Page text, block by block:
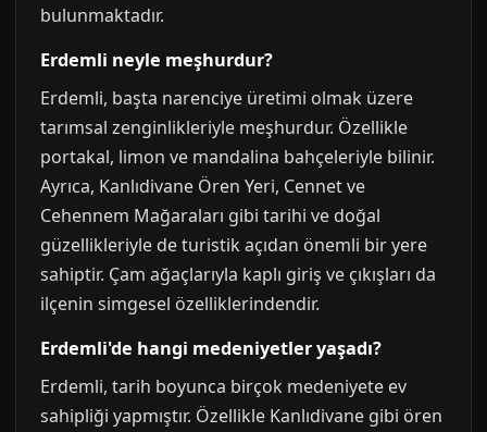
bulunmaktadır.
Erdemli neyle meşhurdur?
Erdemli, başta narenciye üretimi olmak üzere
tarımsal zenginlikleriyle meşhurdur. Özellikle
portakal, limon ve mandalina bahçeleriyle bilinir.
Ayrıca, Kanlıdivane Ören Yeri, Cennet ve
Cehennem Mağaraları gibi tarihi ve doğal
güzellikleriyle de turistik açıdan önemli bir yere
sahiptir. Çam ağaçlarıyla kaplı giriş ve çıkışları da
ilçenin simgesel özelliklerindendir.
Erdemli'de hangi medeniyetler yaşadı?
Erdemli, tarih boyunca birçok medeniyete ev
sahipliği yapmıştır. Özellikle Kanlıdivane gibi ören